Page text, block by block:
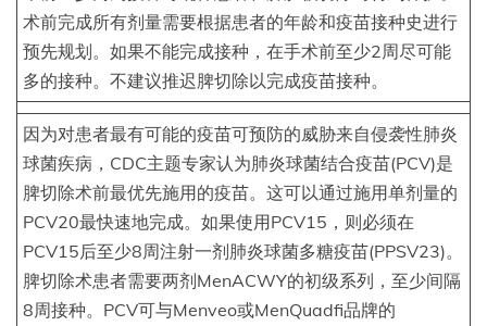
术前完成所有剂量需要根据患者的年龄和疫苗接种史进行
预先规划。如果不能完成接种，在手术前至少2周尽可能
多的接种。不建议推迟脾切除以完成疫苗接种。
因为对患者最有可能的疫苗可预防的威胁来自侵袭性肺炎
球菌疾病，CDC主题专家认为肺炎球菌结合疫苗(PCV)是
脾切除术前最优先施用的疫苗。这可以通过施用单剂量的
PCV20最快速地完成。如果使用PCV15，则必须在
PCV15后至少8周注射一剂肺炎球菌多糖疫苗(PPSV23)。
脾切除术患者需要两剂MenACWY的初级系列，至少间隔
8周接种。PCV可与Menveo或MenQuadfi品牌的